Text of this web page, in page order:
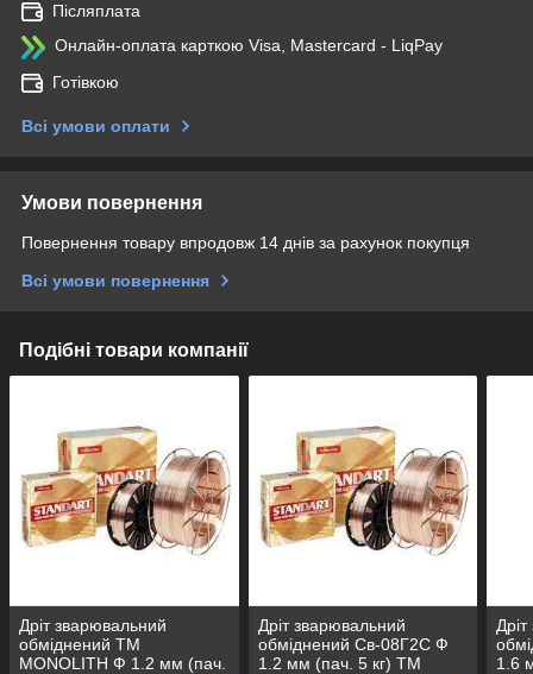
Післяплата
Онлайн-оплата карткою Visa, Mastercard - LiqPay
Готівкою
Всі умови оплати
Умови повернення
Повернення товару впродовж 14 днів за рахунок покупця
Всі умови повернення
Подібні товари компанії
Дріт зварювальний
обміднений ТМ
MONOLITH Ф 1.2 мм (пач.
Дріт зварювальний
обміднений Св-08Г2С Ф
1.2 мм (пач. 5 кг) ТМ
1.6